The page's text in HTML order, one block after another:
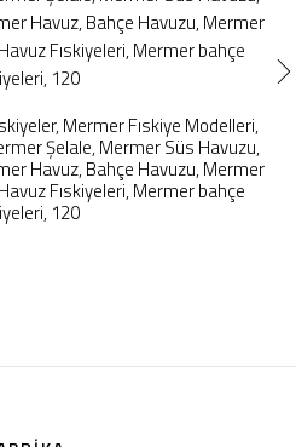
Mermer Fıskiye Modelleri,
Şelale, Mermer Süs Havuzu,
Havuz, Bahçe Havuzu, Mermer
Fıskiyeleri, Mermer bahçe
120